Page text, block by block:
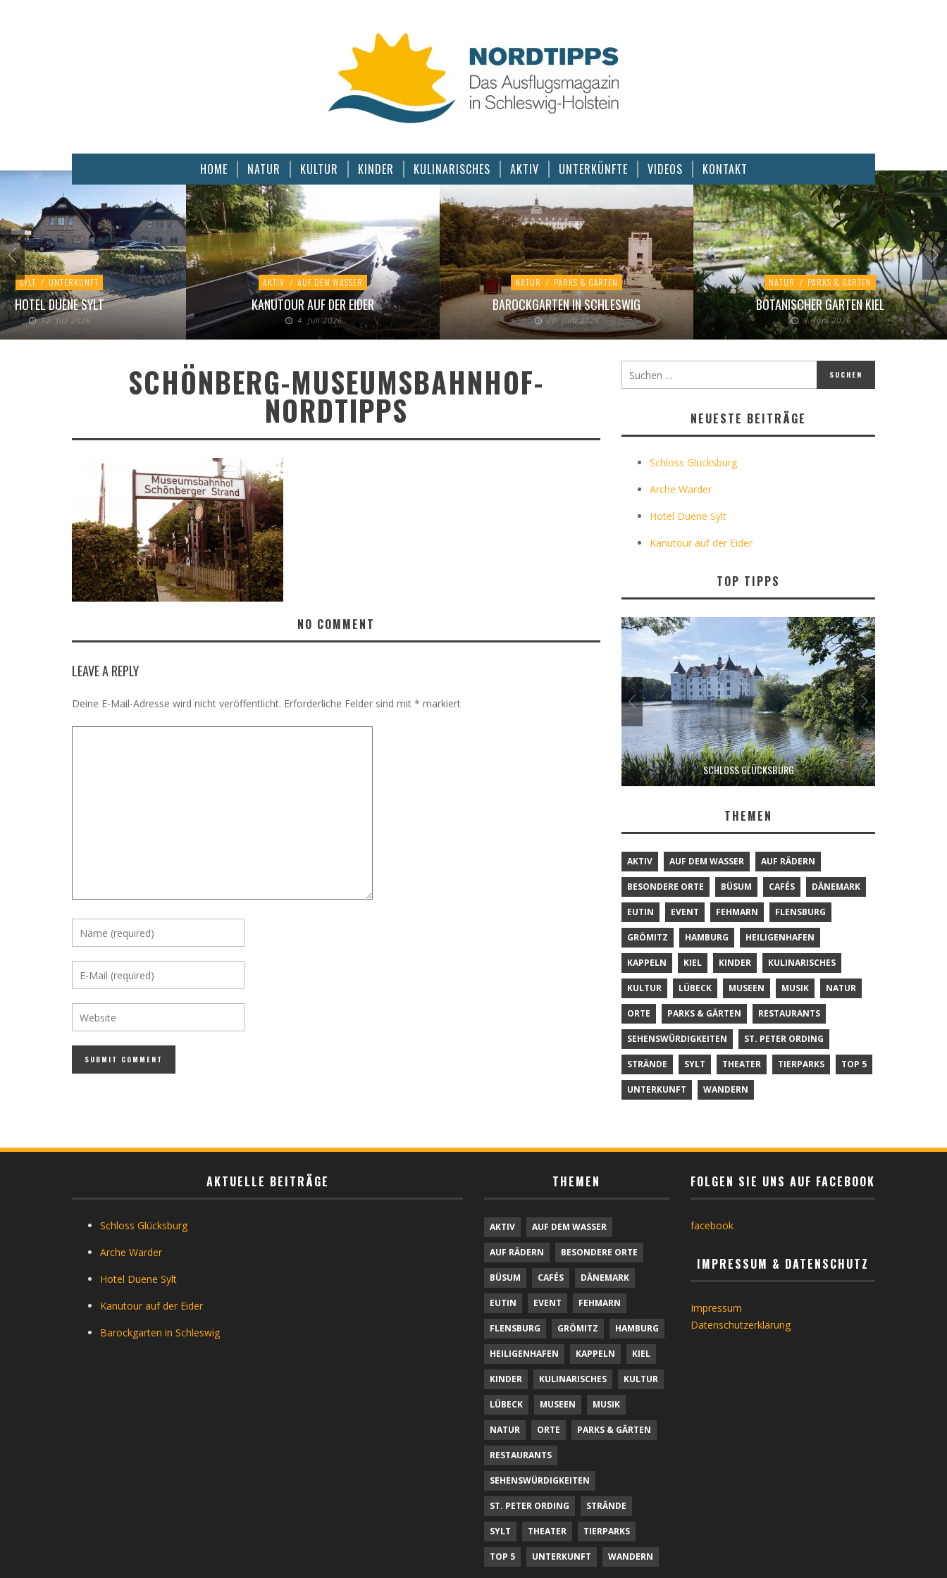
HOME NATUR KULTUR KINDER KULINARISCHES AKTIV UNTERKÜNFTE VIDEOS KONTAKT
SYLT / UNTERKUNFT
HOTEL DUENE SYLT
12. Juli 2026
AKTIV / AUF DEM WASSER
KANUTOUR AUF DER EIDER
4. Juli 2026
NATUR / PARKS & GÄRTEN
BAROCKGARTEN IN SCHLESWIG
20. Juni 2026
NATUR / PARKS & GÄRTEN
BOTANISCHER GARTEN KIEL
8. Juni 2026
SCHÖNBERG-MUSEUMSBAHNHOF-
NORDTIPPS
NO COMMENT
LEAVE A REPLY
Deine E-Mail-Adresse wird nicht veröffentlicht. Erforderliche Felder sind mit * markiert
NEUESTE BEITRÄGE
Schloss Glücksburg
Arche Warder
Hotel Duene Sylt
Kanutour auf der Eider
TOP TIPPS
SCHLOSS GLÜCKSBURG
THEMEN
AKTIV AUF DEM WASSER AUF RÄDERN
BESONDERE ORTE BÜSUM CAFÉS DÄNEMARK
EUTIN EVENT FEHMARN FLENSBURG
GRÖMITZ HAMBURG HEILIGENHAFEN
KAPPELN KIEL KINDER KULINARISCHES
KULTUR LÜBECK MUSEEN MUSIK NATUR
ORTE PARKS & GÄRTEN RESTAURANTS
SEHENSWÜRDIGKEITEN ST. PETER ORDING
STRÄNDE SYLT THEATER TIERPARKS TOP 5
UNTERKUNFT WANDERN
AKTUELLE BEITRÄGE
Schloss Glücksburg
Arche Warder
Hotel Duene Sylt
Kanutour auf der Eider
Barockgarten in Schleswig
THEMEN
AKTIV AUF DEM WASSER
AUF RÄDERN BESONDERE ORTE
BÜSUM CAFÉS DÄNEMARK
EUTIN EVENT FEHMARN
FLENSBURG GRÖMITZ HAMBURG
HEILIGENHAFEN KAPPELN KIEL
KINDER KULINARISCHES KULTUR
LÜBECK MUSEEN MUSIK
NATUR ORTE PARKS & GÄRTEN
RESTAURANTS
SEHENSWÜRDIGKEITEN
ST. PETER ORDING STRÄNDE
SYLT THEATER TIERPARKS
TOP 5 UNTERKUNFT WANDERN
FOLGEN SIE UNS AUF FACEBOOK
facebook
IMPRESSUM & DATENSCHUTZ
Impressum
Datenschutzerklärung